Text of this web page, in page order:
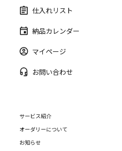
仕入れリスト
納品カレンダー
マイページ
お問い合わせ
サービス紹介
オーダリーについて
お知らせ